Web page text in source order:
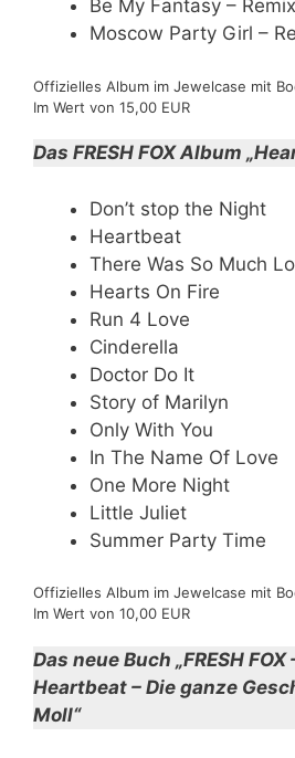
Be My Fantasy –
Moscow Party Girl –
Offizielles Album im Jewelcase mit
Im Wert von 15,00 EUR
Das FRESH FOX Album
Don’t stop the Night
Heartbeat
There Was So Much
Hearts On Fire
Run 4 Love
Cinderella
Doctor Do It
Story of Marilyn
Only With You
In The Name Of Love
One More Night
Little Juliet
Summer Party Time
Offizielles Album im Jewelcase mit
Im Wert von 10,00 EUR
Das neue Buch „FRESH FOX
Heartbeat – Die ganze
Moll“